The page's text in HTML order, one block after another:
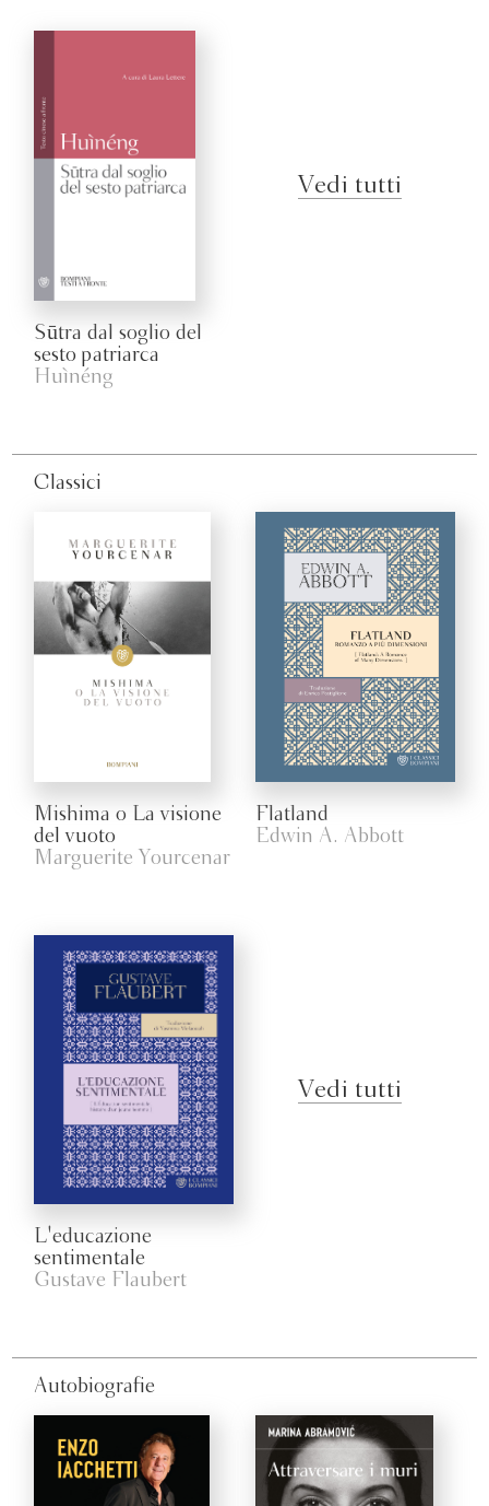
Sūtra dal soglio del
sesto patriarca
Huìnéng
Vedi tutti
Classici
Mishima o La visione
del vuoto
Marguerite Yourcenar
Flatland
Edwin A. Abbott
L'educazione
sentimentale
Gustave Flaubert
Vedi tutti
Autobiografie